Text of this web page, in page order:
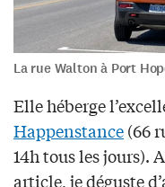
La rue Walton à Port
Elle héberge
Happenstance(66
14h tous les jours).
article, je déguste